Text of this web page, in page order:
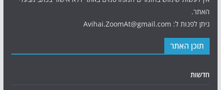
האתר.
ניתן לפנות ל: Avihai.ZoomAt@gmail.com
תוכן האתר
חדשות